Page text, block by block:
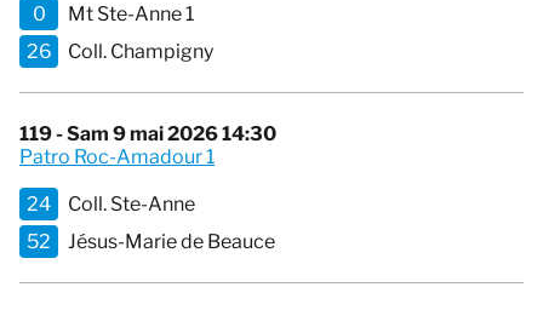
0
Mt Ste-Anne 1
26
Coll. Champigny
119 - Sam 9 mai 2026 14:30
Patro Roc-Amadour 1
24
Coll. Ste-Anne
52
Jésus-Marie de Beauce